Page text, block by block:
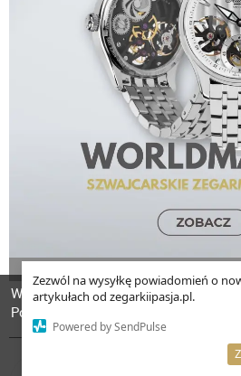
Zezwól na wysyłkę powiadomień o
artykułach od zegarkiipasja.pl.
Powered by SendPulse
W celu poprawienia jakości usług
Pozostanie na stronie oznacza, iż
cookies będą przechowywane